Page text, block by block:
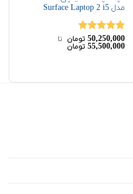
مدل Surface Laptop 2 i5
نمره5.00
از 5
50,250,000 تومان‌ تا ‌
55,500,000 تومان